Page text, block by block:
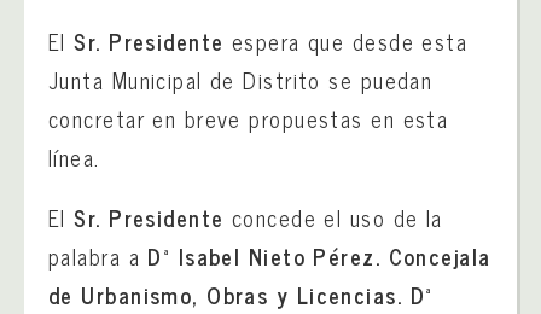
ElSr. Presidente espera que desde esta
Junta Municipal de Distrito se puedan
concretar en breve propuestas en esta
línea.
ElSr. Presidente concede el uso de la
palabra a Dª Isabel Nieto Pérez. Concejala
de Urbanismo, Obras y Licencias. Dª